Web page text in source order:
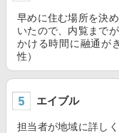
早めに住む場所を決
いたので、内覧まで
かける時間に融通が
性）
エイブル
担当者が地域に詳し